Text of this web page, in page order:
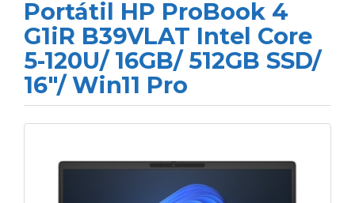
Portátil HP ProBook 4
G1iR B39VLAT Intel Core
5-120U/ 16GB/ 512GB SSD/
16"/ Win11 Pro